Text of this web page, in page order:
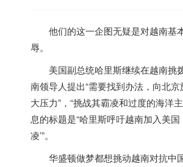
他们的这一企图无疑是对越南基
辱。
美国副总统哈里斯继续在越南挑
南领导人提出“需要找到办法，向北
大压力”，“挑战其霸凌和过度的海洋
息的标题是“哈里斯呼吁越南加入美国
凌’”。
华盛顿做梦都想挑动越南对抗中